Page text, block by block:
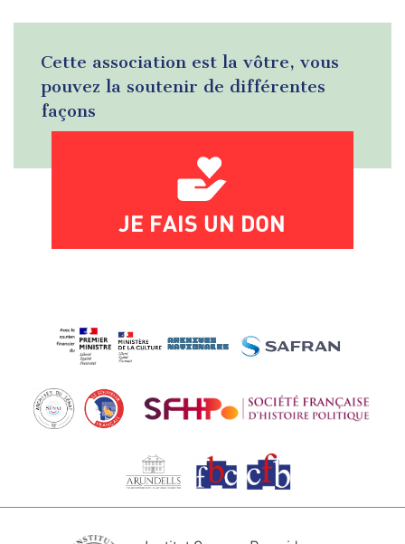
Cette association est la vôtre, vous
pouvez la soutenir de différentes
façons
JE FAIS UN DON